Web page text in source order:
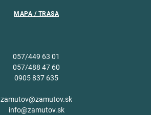
MAPA / TRASA
057/449 63 01
057/488 47 60
0905 837 635
zamutov@zamutov.sk
info@zamutov.sk